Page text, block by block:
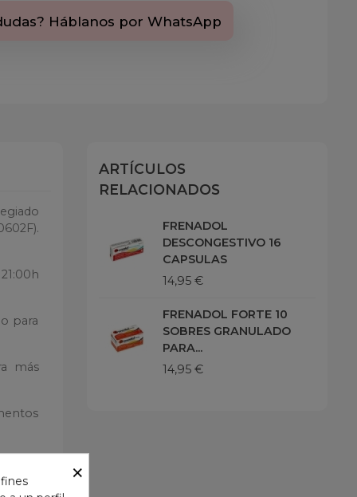
Háblanos por WhatsApp
para
más
ARTÍCULOS
RELACIONADOS
FRENADOL
DESCONGESTIVO 16
CAPSULAS
14,95 €
FRENADOL FORTE 10
SOBRES GRANULADO
PARA...
14,95 €
×